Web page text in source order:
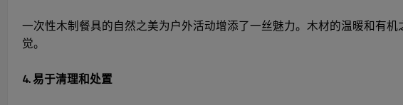
一次性木制餐具的自然之美为户外活动增添了一丝魅力。木材的温暖和有
觉。
4. 易于清理和处置